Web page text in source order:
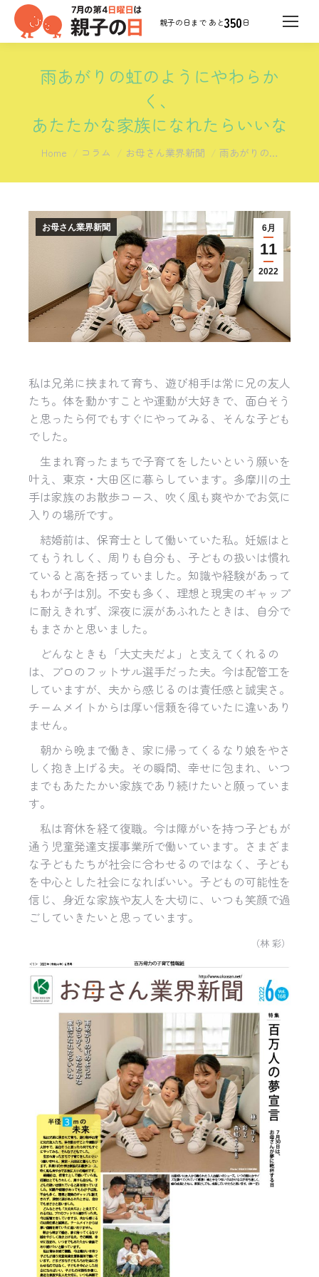
350日
雨あがりの虹のようにやわらか
く、
あたたかな家族になれたらいいな
You are here:
Home コラム お母さん業界新聞 雨あがりの…
6月
11
2022
お母さん業界新聞
私は兄弟に挟まれて育ち、遊び相手は常に兄の友人
たち。体を動かすことや運動が大好きで、面白そう
と思ったら何でもすぐにやってみる、そんな子ども
でした。
生まれ育ったまちで子育てをしたいという願いを
叶え、東京・大田区に暮らしています。多摩川の土
手は家族のお散歩コース、吹く風も爽やかでお気に
入りの場所です。
結婚前は、保育士として働いていた私。妊娠はと
てもうれしく、周りも自分も、子どもの扱いは慣れ
ていると高を括っていました。知識や経験があって
もわが子は別。不安も多く、理想と現実のギャップ
に耐えきれず、深夜に涙があふれたときは、自分で
もまさかと思いました。
どんなときも「大丈夫だよ」と支えてくれるの
は、プロのフットサル選手だった夫。今は配管工を
していますが、夫から感じるのは責任感と誠実さ。
チームメイトからは厚い信頼を得ていたに違いあり
ません。
朝から晩まで働き、家に帰ってくるなり娘をやさ
しく抱き上げる夫。その瞬間、幸せに包まれ、いつ
までもあたたかい家族であり続けたいと願っていま
す。
私は育休を経て復職。今は障がいを持つ子どもが
通う児童発達支援事業所で働いています。さまざま
な子どもたちが社会に合わせるのではなく、子ども
を中心とした社会になればいい。子どもの可能性を
信じ、身近な家族や友人を大切に、いつも笑顔で過
ごしていきたいと思っています。
（林 彩）